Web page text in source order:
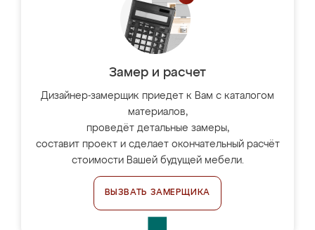
Замер и расчет
Дизайнер-замерщик приедет к Вам с каталогом
материалов,
проведёт детальные замеры,
составит проект и сделает окончательный расчёт
стоимости Вашей будущей мебели.
ВЫЗВАТЬ ЗАМЕРЩИКА